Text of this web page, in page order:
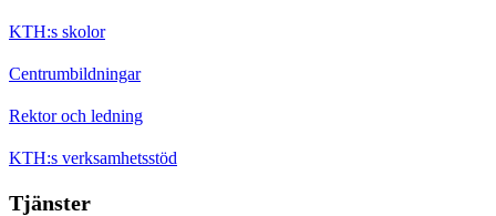
KTH:s skolor
Centrumbildningar
Rektor och ledning
KTH:s verksamhetsstöd
Tjänster